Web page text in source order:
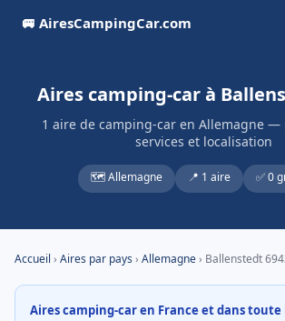
🚐 AiresCampingCar.com
Aires camping-car à
1 aire de camping-car en Allemagne
services et localisation
🗺️ Allemagne 📍 1 aire ✅ 0
Accueil › Aires par pays› Allemagne› Ballenstedt
Aires camping-car en France et dans toute